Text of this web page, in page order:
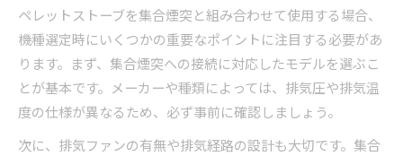
ペレットストーブを集合煙突と組み合わせて使用する場合、
機種選定時にいくつかの重要なポイントに注目する必要があ
ります。まず、集合煙突への接続に対応したモデルを選ぶこ
とが基本です。メーカーや種類によっては、排気圧や排気温
度の仕様が異なるため、必ず事前に確認しましょう。
次に、排気ファンの有無や排気経路の設計も大切です。集合